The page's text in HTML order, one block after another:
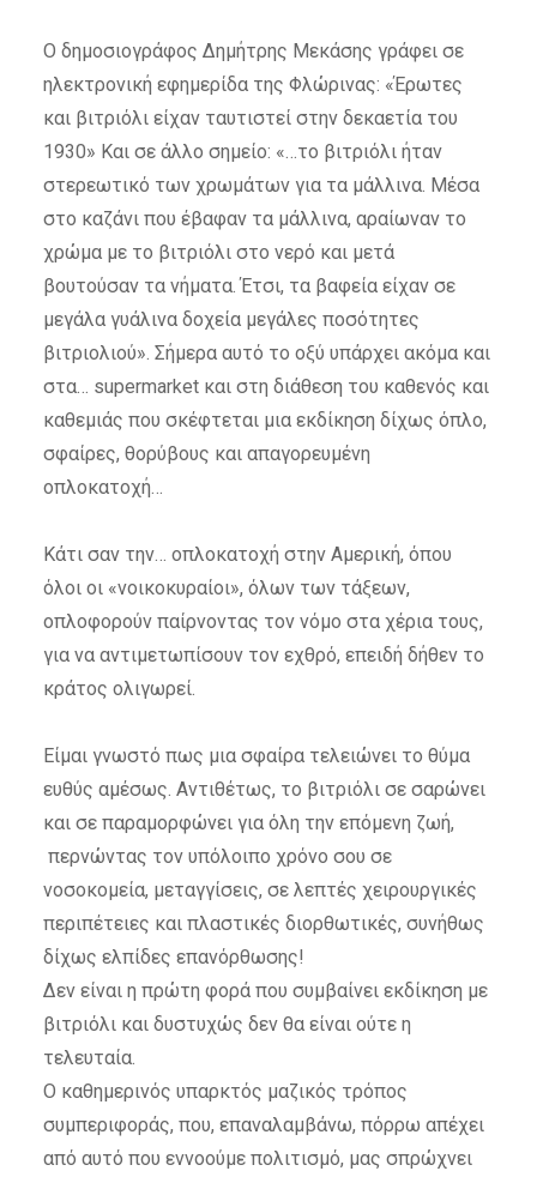
Ο δημοσιογράφος Δημήτρης Μεκάσης γράφει σε
ηλεκτρονική εφημερίδα της Φλώρινας: «Έρωτες
και βιτριόλι είχαν ταυτιστεί στην δεκαετία του
1930» Και σε άλλο σημείο: «…το βιτριόλι ήταν
στερεωτικό των χρωμάτων για τα μάλλινα. Μέσα
στο καζάνι που έβαφαν τα μάλλινα, αραίωναν το
χρώμα με το βιτριόλι στο νερό και μετά
βουτούσαν τα νήματα. Έτσι, τα βαφεία είχαν σε
μεγάλα γυάλινα δοχεία μεγάλες ποσότητες
βιτριολιού». Σήμερα αυτό το οξύ υπάρχει ακόμα και
στα… supermarket και στη διάθεση του καθενός και
καθεμιάς που σκέφτεται μια εκδίκηση δίχως όπλο,
σφαίρες, θορύβους και απαγορευμένη
οπλοκατοχή…
Κάτι σαν την… οπλοκατοχή στην Αμερική, όπου
όλοι οι «νοικοκυραίοι», όλων των τάξεων,
οπλοφορούν παίρνοντας τον νόμο στα χέρια τους,
για να αντιμετωπίσουν τον εχθρό, επειδή δήθεν το
κράτος ολιγωρεί.
Είμαι γνωστό πως μια σφαίρα τελειώνει το θύμα
ευθύς αμέσως. Αντιθέτως, το βιτριόλι σε σαρώνει
και σε παραμορφώνει για όλη την επόμενη ζωή,
περνώντας τον υπόλοιπο χρόνο σου σε
νοσοκομεία, μεταγγίσεις, σε λεπτές χειρουργικές
περιπέτειες και πλαστικές διορθωτικές, συνήθως
δίχως ελπίδες επανόρθωσης!
Δεν είναι η πρώτη φορά που συμβαίνει εκδίκηση με
βιτριόλι και δυστυχώς δεν θα είναι ούτε η
τελευταία.
Ο καθημερινός υπαρκτός μαζικός τρόπος
συμπεριφοράς, που, επαναλαμβάνω, πόρρω απέχει
από αυτό που εννοούμε πολιτισμό, μας σπρώχνει